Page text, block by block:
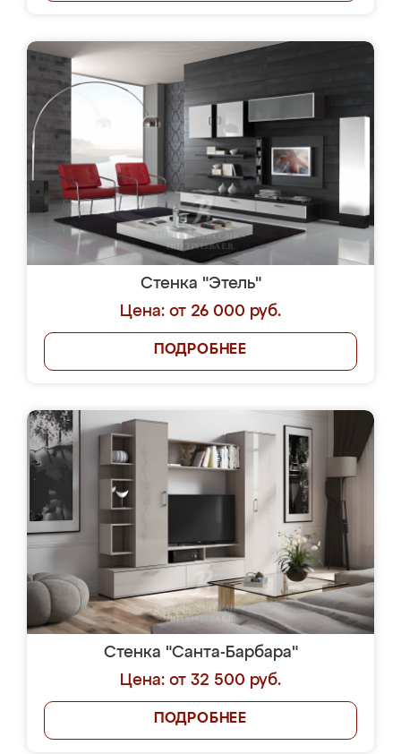
Стенка "Этель"
Цена: от 26 000 руб.
ПОДРОБНЕЕ
Стенка "Санта-Барбара"
Цена: от 32 500 руб.
ПОДРОБНЕЕ